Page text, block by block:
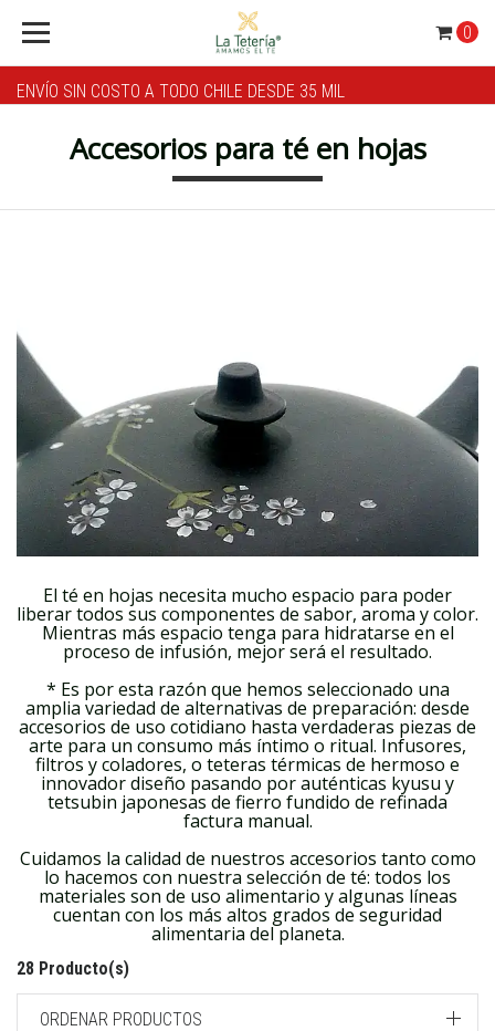
ENVÍO SIN COSTO A TODO CHILE DESDE 35 MIL
0
Accesorios para té en hojas
El té en hojas necesita mucho espacio para poder
liberar todos sus componentes de sabor, aroma y color.
Mientras más espacio tenga para hidratarse en el
proceso de infusión, mejor será el resultado.
* Es por esta razón que hemos seleccionado una
amplia variedad de alternativas de preparación: desde
accesorios de uso cotidiano hasta verdaderas piezas de
arte para un consumo más íntimo o ritual. Infusores,
filtros y coladores, o teteras térmicas de hermoso e
innovador diseño pasando por auténticas kyusu y
tetsubin japonesas de fierro fundido de refinada
factura manual.
Cuidamos la calidad de nuestros accesorios tanto como
lo hacemos con nuestra selección de té: todos los
materiales son de uso alimentario y algunas líneas
cuentan con los más altos grados de seguridad
alimentaria del planeta.
28 Producto(s)
ORDENAR PRODUCTOS